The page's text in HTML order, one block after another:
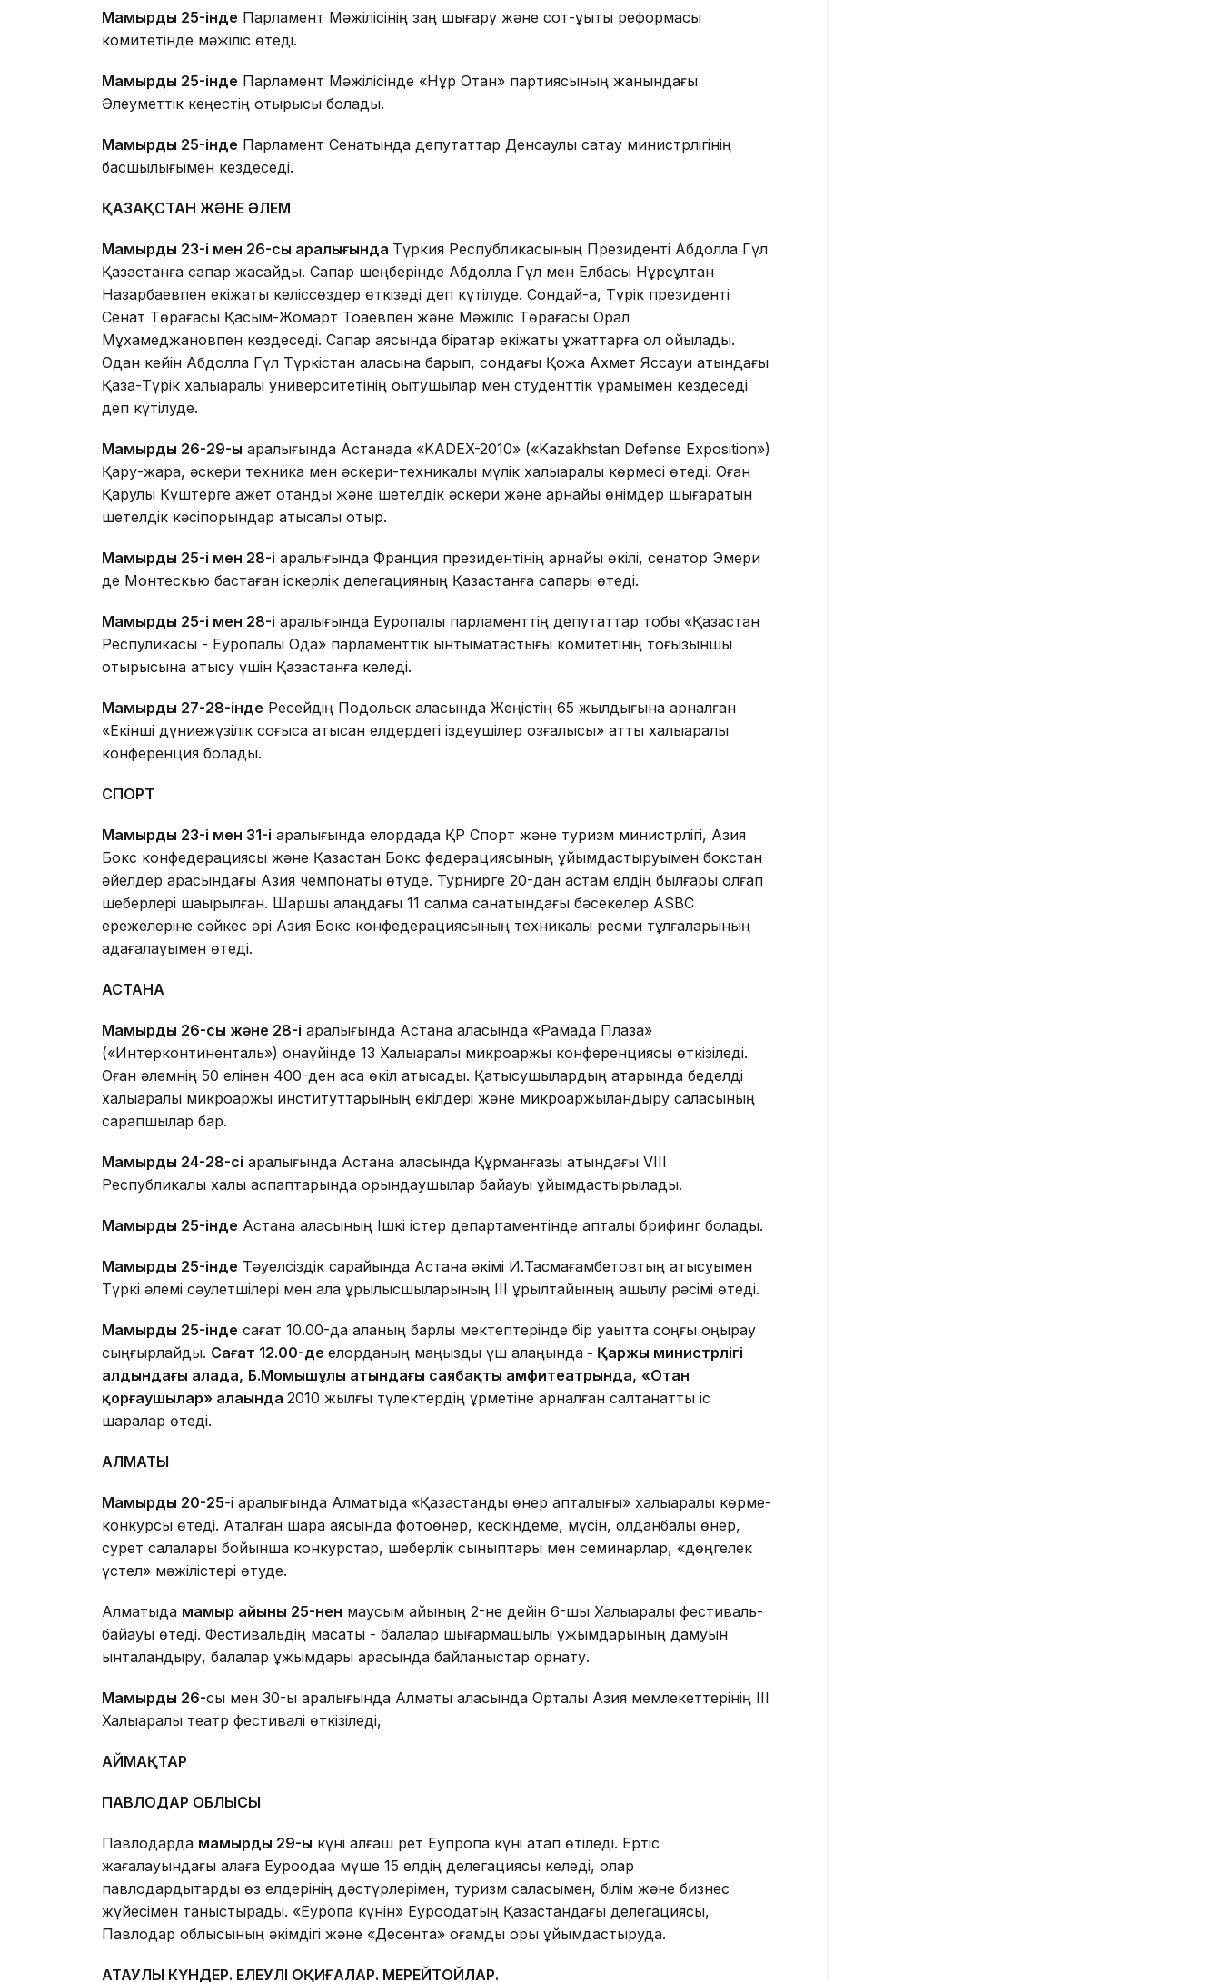
Мамырдың 25-інде Парламент Мәжілісінің заң шығару және сот-құқықтық реформасы
комитетінде мәжіліс өтеді.
Мамырдың 25-інде Парламент Мәжілісінде «Нұр Отан» партиясының жанындағы
Әлеуметтік кеңестің отырысы болады.
Мамырдың 25-інде Парламент Сенатында депутаттар Денсаулық сақтау министрлігінің
басшылығымен кездеседі.
ҚАЗАҚСТАН ЖӘНЕ ӘЛЕМ
Мамырдың 23-і мен 26-сы аралығында Түркия Республикасының Президенті Абдолла Гүл
Қазақстанға сапар жасайды. Сапар шеңберінде Абдолла Гүл мен Елбасы Нұрсұлтан
Назарбаевпен екіжақты келіссөздер өткізеді деп күтілуде. Сондай-ақ, Түрік президенті
Сенат Төрағасы Қасым-Жомарт Тоқаевпен және Мәжіліс Төрағасы Орал
Мұхамеджановпен кездеседі. Сапар аясында бірқатар екіжақты құжаттарға қол қойылады.
Одан кейін Абдолла Гүл Түркістан қаласына барып, сондағы Қожа Ахмет Яссауи атындағы
Қазақ-Түрік халықаралық университетінің оқытушылар мен студенттік құрамымен кездеседі
деп күтілуде.
Мамырдың 26-29-ы аралығында Астанада «KADEX-2010» («Kazakhstan Defense Exposition»)
Қару-жарақ, әскери техника мен әскери-техникалық мүлік халықаралық көрмесі өтеді. Оған
Қарулы Күштерге қажет отандық және шетелдік әскери және арнайы өнімдер шығаратын
шетелдік кәсіпорындар қатысқалы отыр.
Мамырдың 25-і мен 28-і аралығында Франция президентінің арнайы өкілі, сенатор Эмери
де Монтескью бастаған іскерлік делегацияның Қазақстанға сапары өтеді.
Мамырдың 25-і мен 28-і аралығында Еуропалық парламенттің депутаттар тобы «Қазақстан
Респуликасы - Еуропалық Одақ» парламенттік ынтымақтастығы комитетінің тоғызыншы
отырысына қатысу үшін Қазақстанға келеді.
Мамырдың 27-28-інде Ресейдің Подольск қаласында Жеңістің 65 жылдығына арналған
«Екінші дүниежүзілік соғысқа қатысқан елдердегі іздеушілер қозғалысы» атты халықаралық
конференция болады.
СПОРТ
Мамырдың 23-і мен 31-і аралығында елордада ҚР Спорт және туризм министрлігі, Азия
Бокс конфедерациясы және Қазақстан Бокс федерациясының ұйымдастыруымен бокстан
әйелдер арасындағы Азия чемпонаты өтуде. Турнирге 20-дан астам елдің былғары қолғап
шеберлері шақырылған. Шаршы алаңдағы 11 салмақ санатындағы бәсекелер ASBC
ережелеріне сәйкес әрі Азия Бокс конфедерациясының техникалық ресми тұлғаларының
қадағалауымен өтеді.
АСТАНА
Мамырдың 26-сы және 28-і аралығында Астана қаласында «Рамада Плаза»
(«Интерконтиненталь») қонақүйінде 13 Халықаралық микроқаржы конференциясы өткізіледі.
Оған әлемнің 50 елінен 400-ден аса өкіл қатысады. Қатысушылардың қатарында беделді
халықаралық микроқаржы институттарының өкілдері және микроқаржыландыру саласының
сарапшылар бар.
Мамырдың 24-28-сі аралығында Астана қаласында Құрманғазы атындағы VIII
Республикалық халық аспаптарында орындаушылар байқауы ұйымдастырылады.
Мамырдың 25-інде Астана қаласының Ішкі істер департаментінде апталық брифинг болады.
Мамырдың 25-інде Тәуелсіздік сарайында Астана әкімі И.Тасмағамбетовтың қатысуымен
Түркі әлемі сәулетшілері мен қала құрылысшыларының ІІІ құрылтайының ашылу рәсімі өтеді.
Мамырдың 25-інде сағат 10.00-да қаланың барлық мектептерінде бір уақытта соңғы қоңырау
сыңғырлайды. Сағат 12.00-де елорданың маңызды үш алаңында - Қаржы министрлігі
алдындағы алаңда, Б.Момышұлы атындағы саябақтың амфитеатрында, «Отан
қорғаушылар» алаңында 2010 жылғы түлектердің құрметіне арналған салтанатты іс
шаралар өтеді.
АЛМАТЫ
Мамырдың 20-25-і аралығында Алматыда «Қазақстандық өнер апталығы» халықаралық көрме-
конкурсы өтеді. Аталған шара аясында фотоөнер, кескіндеме, мүсін, қолданбалы өнер,
сурет салалары бойынша конкурстар, шеберлік сыныптары мен семинарлар, «дөңгелек
үстел» мәжілістері өтуде.
Алматыда мамыр айының 25-нен маусым айының 2-не дейін 6-шы Халықаралық фестиваль-
байқауы өтеді. Фестивальдің мақсаты - балалар шығармашылық ұжымдарының дамуын
ынталандыру, балалар ұжымдары арасында байланыстар орнату.
Мамырдың 26-сы мен 30-ы аралығында Алматы қаласында Орталық Азия мемлекеттерінің ІІІ
Халықаралық театр фестивалі өткізіледі,
АЙМАҚТАР
ПАВЛОДАР ОБЛЫСЫ
Павлодарда мамырдың 29-ы күні алғаш рет Еупропа күні атап өтіледі. Ертіс
жағалауындағы қалаға Еуроодаққа мүше 15 елдің делегациясы келеді, олар
павлодардықтарды өз елдерінің дәстүрлерімен, туризм саласымен, білім және бизнес
жүйесімен таныстырады. «Еуропа күнін» Еуроодақтың Қазақстандағы делегациясы,
Павлодар облысының әкімдігі және «Десента» қоғамдық қоры ұйымдастыруда.
АТАУЛЫ КҮНДЕР. ЕЛЕУЛІ ОҚИҒАЛАР. МЕРЕЙТОЙЛАР.